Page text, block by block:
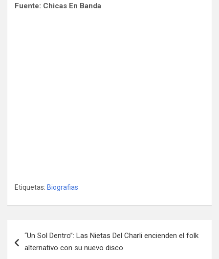
Fuente: Chicas En Banda
Etiquetas: Biografias
de
“Un Sol Dentro”: Las Nietas Del Charli encienden el folk
alternativo con su nuevo disco